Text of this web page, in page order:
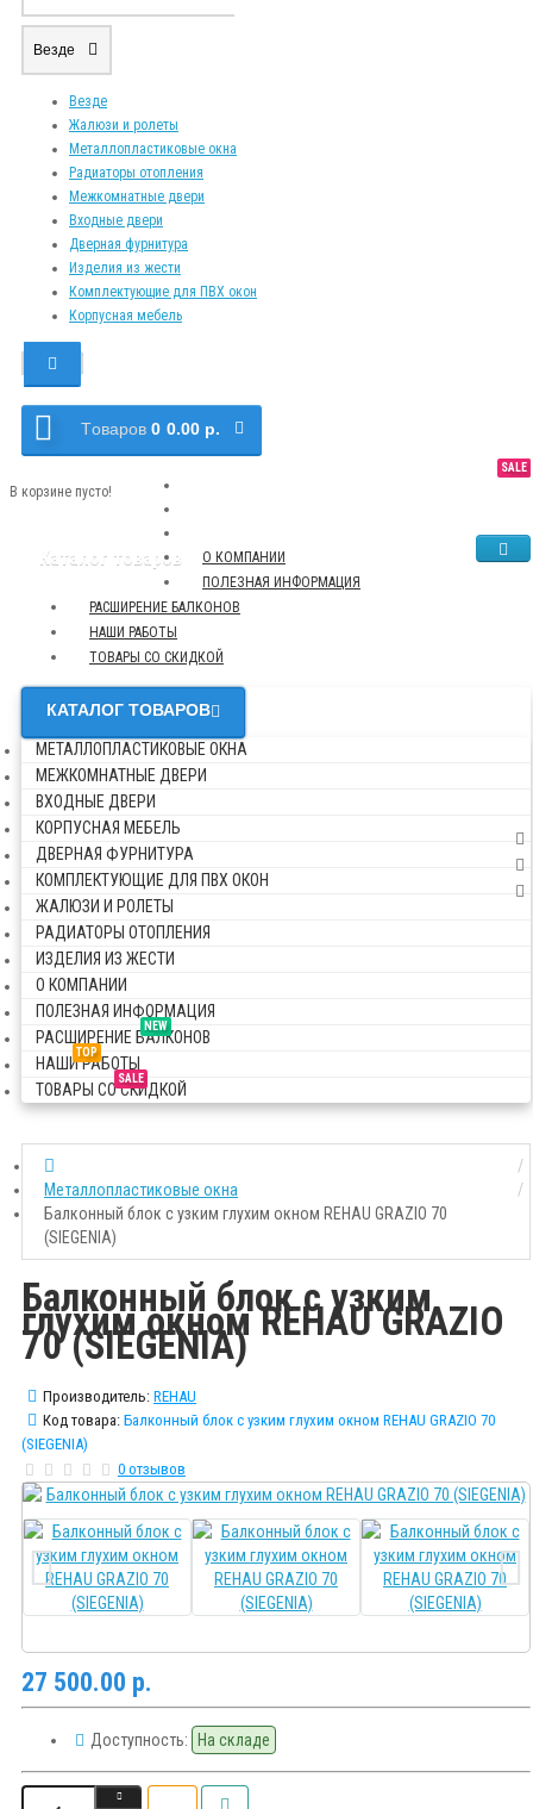
Везде
Везде
Жалюзи и ролеты
Металлопластиковые окна
Радиаторы отопления
Межкомнатные двери
Входные двери
Дверная фурнитура
Изделия из жести
Комплектующие для ПВХ окон
Корпусная мебель
Tоваров 0 0.00 р.
В корзине пусто!
Каталог товаров
О КОМПАНИИ
ПОЛЕЗНАЯ ИНФОРМАЦИЯ
NEW
РАСШИРЕНИЕ БАЛКОНОВ
TOP
НАШИ РАБОТЫ
SALE
ТОВАРЫ СО СКИДКОЙ
КАТАЛОГ ТОВАРОВ
МЕТАЛЛОПЛАСТИКОВЫЕ ОКНА
МЕЖКОМНАТНЫЕ ДВЕРИ
ВХОДНЫЕ ДВЕРИ
КОРПУСНАЯ МЕБЕЛЬ
ДВЕРНАЯ ФУРНИТУРА
КОМПЛЕКТУЮЩИЕ ДЛЯ ПВХ ОКОН
ЖАЛЮЗИ И РОЛЕТЫ
РАДИАТОРЫ ОТОПЛЕНИЯ
ИЗДЕЛИЯ ИЗ ЖЕСТИ
О КОМПАНИИ
ПОЛЕЗНАЯ ИНФОРМАЦИЯ
NEW
РАСШИРЕНИЕ БАЛКОНОВ
TOP
НАШИ РАБОТЫ
SALE
ТОВАРЫ СО СКИДКОЙ
Металлопластиковые окна
Балконный блок с узким глухим окном REHAU GRAZIO 70
(SIEGENIA)
Балконный блок с узким
глухим окном REHAU GRAZIO
70 (SIEGENIA)
Производитель: REHAU
Код товара: Балконный блок с узким глухим окном REHAU GRAZIO 70
(SIEGENIA)
0 отзывов
27 500.00 р.
Доступность: На складе